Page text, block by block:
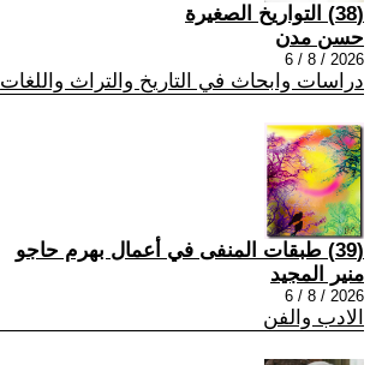
(38) التواريخ الصغيرة
حسن مدن
2026 / 8 / 6
دراسات وابحاث في التاريخ والتراث واللغات
(39) طبقات المنفى في أعمال بهرم حاجو
منير المجيد
2026 / 8 / 6
الادب والفن